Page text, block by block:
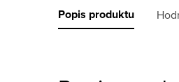
Popis produktu